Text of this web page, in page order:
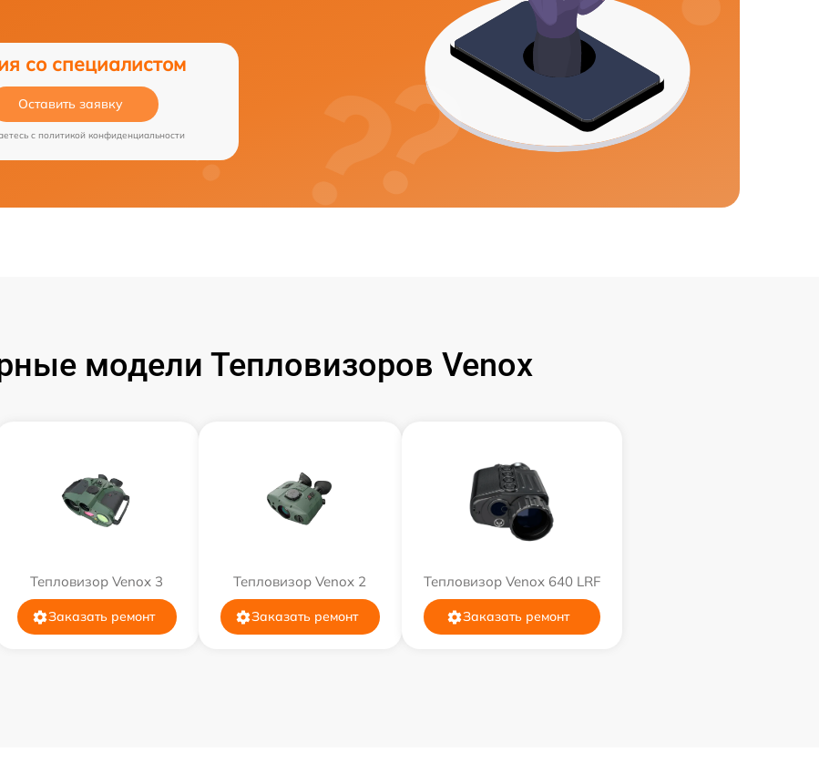
со специалистом
Оставить заявку
c политикой конфиденциальности
модели Тепловизоров Venox
Тепловизор Venox 3
Заказать ремонт
Тепловизор Venox 2
Заказать ремонт
Тепловизор Venox 640 LRF
Заказать ремонт